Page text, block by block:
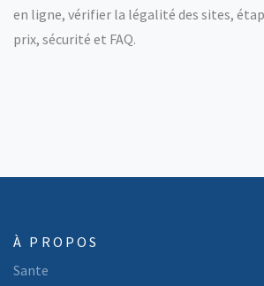
en ligne, vérifier la légalité des sites,
prix, sécurité et FAQ.
À PROPOS
Sante